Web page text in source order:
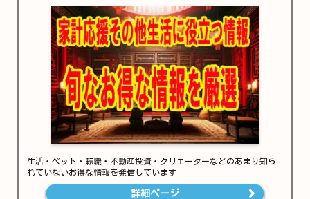
生活・ペット・転職・不動産投資・クリエーターなどのあまり知ら
れていないお得な情報を発信しています
詳細ページ